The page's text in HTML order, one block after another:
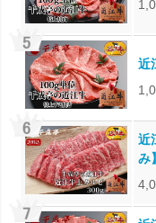
近
近
み】